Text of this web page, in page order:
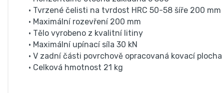
• Tvrzené čelisti na tvrdost HRC 50-58 šíře 200 mm
• Maximální rozevření 200 mm
• Tělo vyrobeno z kvalitní litiny
• Maximální upínací síla 30 kN
• V zadní části povrchově opracovaná kovací plocha
• Celková hmotnost 21 kg